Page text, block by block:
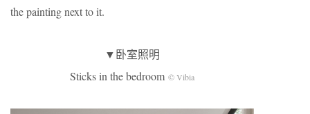
the painting next to it.
▼卧室照明
Sticks in the bedroom © Vibia